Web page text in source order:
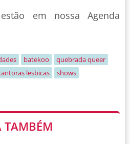
em nossa Agenda
batekoo
quebrada queer
lesbicas shows
TAMBÉM